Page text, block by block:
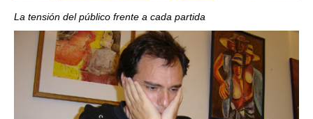
La tensión del público frente a cada partida